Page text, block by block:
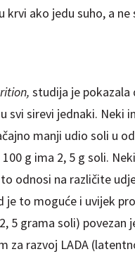
ako jedu suho, a ne
studija je pokazala
svi sirevi jednaki. Neki
manji udio soli u
g ima 2, 5 g soli.
odnosi na različite
to moguće i uvijek
5 grama soli) povezan
za razvoj LADA